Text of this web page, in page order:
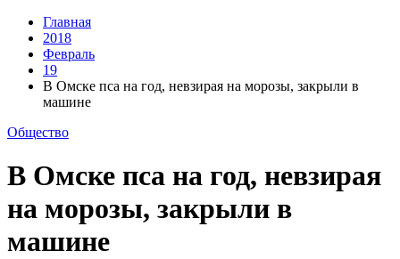
Главная
2018
Февраль
19
В Омске пса на год, невзирая на морозы, закрыли в
машине
Общество
В Омске пса на год, невзирая
на морозы, закрыли в
машине